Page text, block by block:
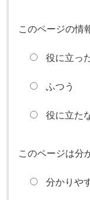
このページの情
役に立っ
ふつう
役に立た
このページは分
分かりや